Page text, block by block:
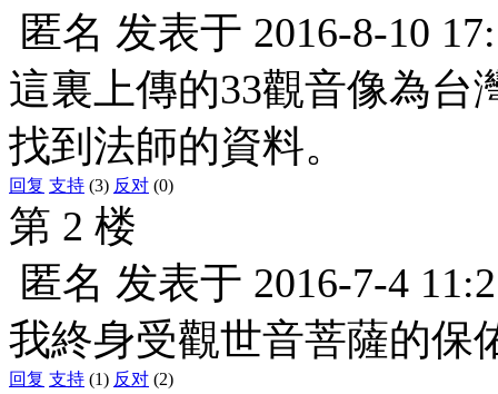
匿名 发表于 2016-8-10
這裏上傳的33觀音像為台
找到法師的資料。
回复 支持 (3) 反对 (0)
第 2 楼
匿名 发表于 2016-7-4
我終身受觀世音菩薩的保
回复 支持 (1) 反对 (2)